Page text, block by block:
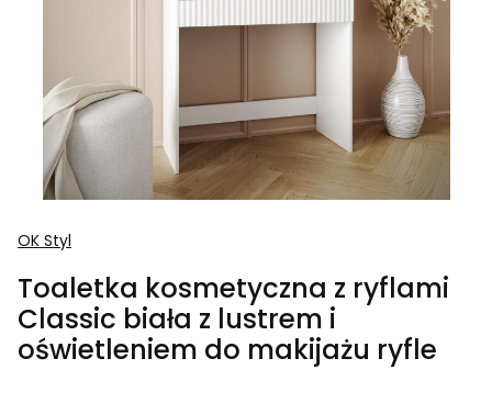
OK Styl
Toaletka kosmetyczna z ryflami
Classic biała z lustrem i
oświetleniem do makijażu ryfle